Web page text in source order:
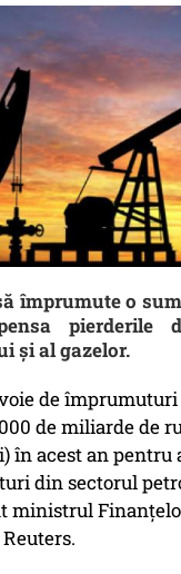
împrumute o
pierderile
şi al gazelor.
de
de miliarde de
în acest an pentru
din sectorul
ministrul